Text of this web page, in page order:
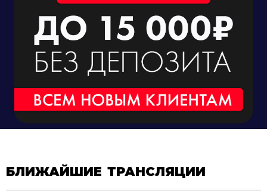
БЛИЖАЙШИЕ ТРАНСЛЯЦИИ